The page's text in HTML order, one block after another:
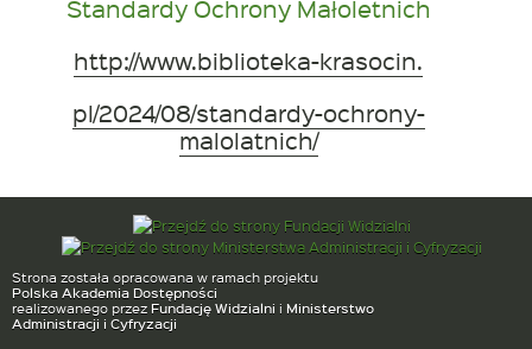
Standardy Ochrony Małoletnich
http://www.biblioteka-krasocin.
pl/2024/08/standardy-ochrony-
malolatnich/
Strona została opracowana w ramach projektu
Polska Akademia Dostępności
realizowanego przez Fundację Widzialni i Ministerstwo
Administracji i Cyfryzacji